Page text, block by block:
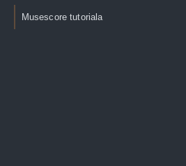
Musescore tutoriala